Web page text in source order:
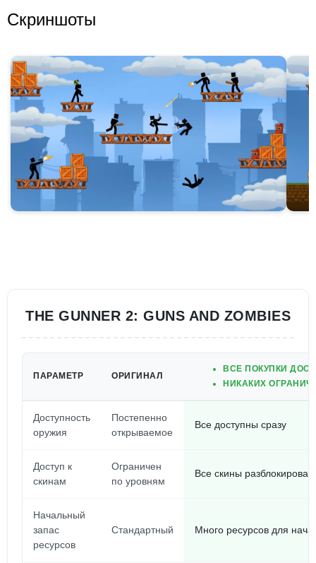
Скриншоты
THE GUNNER 2: GUNS AND ZOMBIES
ПАРАМЕТР ОРИГИНАЛ
ВСЕ ПОКУПКИ
НИКАКИХ
Доступность
оружия
Постепенно
открываемое
Все доступны сразу
Доступ к
скинам
Ограничен
по уровням
Все скины
Начальный
запас
ресурсов
Стандартный Много ресурсов для